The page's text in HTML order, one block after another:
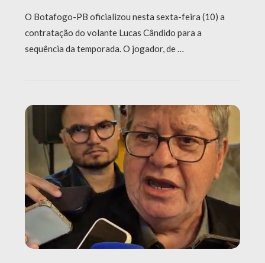
O Botafogo-PB oficializou nesta sexta-feira (10) a
contratação do volante Lucas Cândido para a
sequência da temporada. O jogador, de …